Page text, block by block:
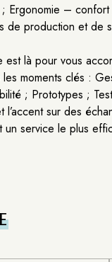
Ergonomie –
de production et de
là pour vous
les moments clés :
; Prototypes ;
sur des
un service le plus